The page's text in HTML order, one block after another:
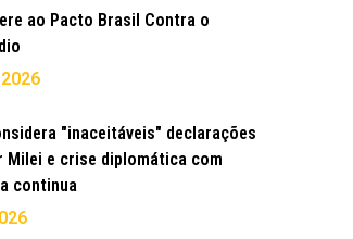
ao Pacto Brasil Contra o
"inaceitáveis" declarações
Milei e crise diplomática com
continua